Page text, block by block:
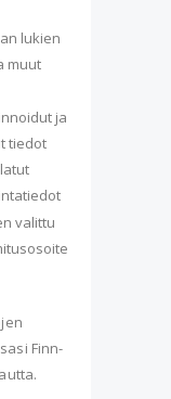
lukien
muut
ja
tiedot
valittu
Finn-